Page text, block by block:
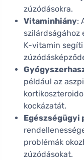
zúzódásokra.
Vitaminhiány:
szilárdságához
K-vitamin
például az
kockázatát.
Egészségügyi
problémák
zúzódásokat.